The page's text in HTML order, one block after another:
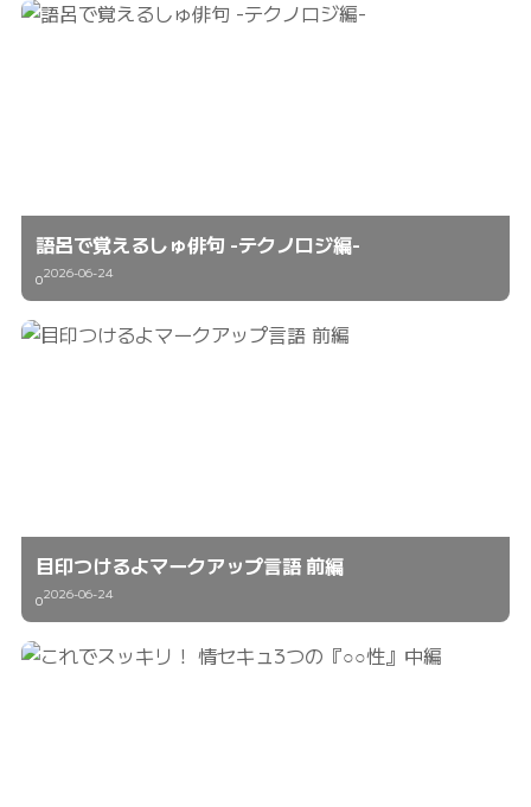
語呂で覚えるしゅ俳句 -テクノロジ編-
02026-06-24
目印つけるよマークアップ言語 前編
02026-06-24